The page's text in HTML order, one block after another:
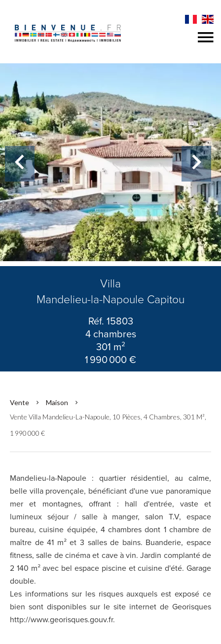
Villa
Mandelieu-la-Napoule Capitou
Réf. 15803
4 chambres
301 m²
1 990 000 €
Vente
Maison
Vente Villa Mandelieu-La-Napoule, 10 Pièces, 4 Chambres, 301 M²,
1 990 000 €
Mandelieu-la-Napoule : quartier résidentiel, au calme,
belle villa provençale, bénéficiant d'une vue panoramique
mer et montagnes, offrant : hall d'entrée, vaste et
lumineux séjour / salle à manger, salon T.V, espace
bureau, cuisine équipée, 4 chambres dont 1 chambre de
maître de 41 m² et 3 salles de bains. Buanderie, espace
fitness, salle de cinéma et cave à vin. Jardin complanté de
2 140 m² avec bel espace piscine et cuisine d'été. Garage
double.
Les informations sur les risques auxquels est exposé ce
bien sont disponibles sur le site internet de Georisques
http://www.georisques.gouv.fr.